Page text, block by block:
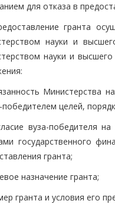
для отказа в
гранта
науки и
науки и
Министерства
целей,
вуза-победителя
государственного
гранта;
назначение гранта;
гранта и условия его